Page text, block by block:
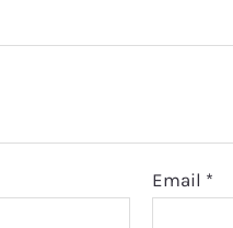
Email *